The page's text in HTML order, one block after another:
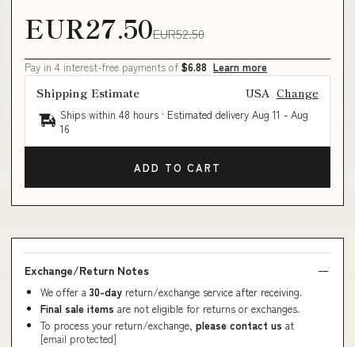
EUR27.50EUR52.50
Pay in 4 interest-free payments of $6.88 Learn more
Shipping Estimate USA Change
Ships within 48 hours · Estimated delivery Aug 11 - Aug
16
ADD TO CART
Exchange/Return Notes
We offer a 30-day return/exchange service after receiving.
Final sale items are not eligible for returns or exchanges.
To process your return/exchange, please contact us at
[email protected]